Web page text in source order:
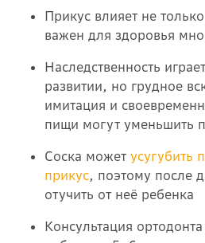
Прикус влияет не
важен для здоровья
Наследственность
развитии, но грудное
имитация и
пищи могут уменьшить
Соска может усугубить
прикус, поэтому после
отучить от неё ребенка
Консультация